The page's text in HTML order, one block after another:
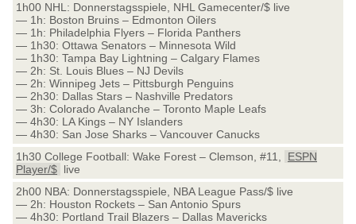
1h00 NHL: Donnerstagsspiele, NHL Gamecenter/$ live
— 1h: Boston Bruins – Edmonton Oilers
— 1h: Philadelphia Flyers – Florida Panthers
— 1h30: Ottawa Senators – Minnesota Wild
— 1h30: Tampa Bay Lightning – Calgary Flames
— 2h: St. Louis Blues – NJ Devils
— 2h: Winnipeg Jets – Pittsburgh Penguins
— 2h30: Dallas Stars – Nashville Predators
— 3h: Colorado Avalanche – Toronto Maple Leafs
— 4h30: LA Kings – NY Islanders
— 4h30: San Jose Sharks – Vancouver Canucks
1h30 College Football: Wake Forest – Clemson, #11,
ESPN
Player/$ live
2h00 NBA: Donnerstagsspiele, NBA League Pass/$ live
— 2h: Houston Rockets – San Antonio Spurs
— 4h30: Portland Trail Blazers – Dallas Mavericks